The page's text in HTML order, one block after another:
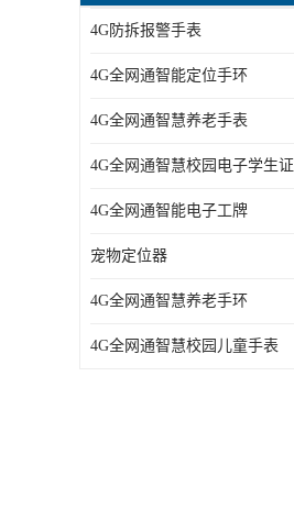
2G/BT4.0智能睡眠带
2G/4G智慧养老手环
4G防拆报警手表
4G全网通智能定位手环
4G全网通智慧养老手表
4G全网通智慧校园电子学生证
4G全网通智能电子工牌
宠物定位器
4G全网通智慧养老手环
4G全网通智慧校园儿童手表